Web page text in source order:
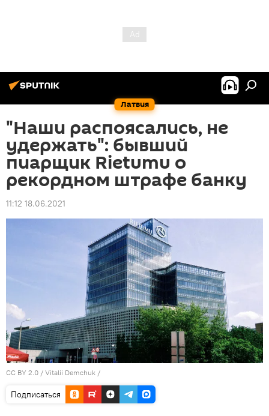
Латвия
"Наши распоясались, не
удержать": бывший
пиарщик Rietumu о
рекордном штрафе банку
11:12 18.06.2021
CC BY 2.0 / Vitalii Demchuk /
Подписаться